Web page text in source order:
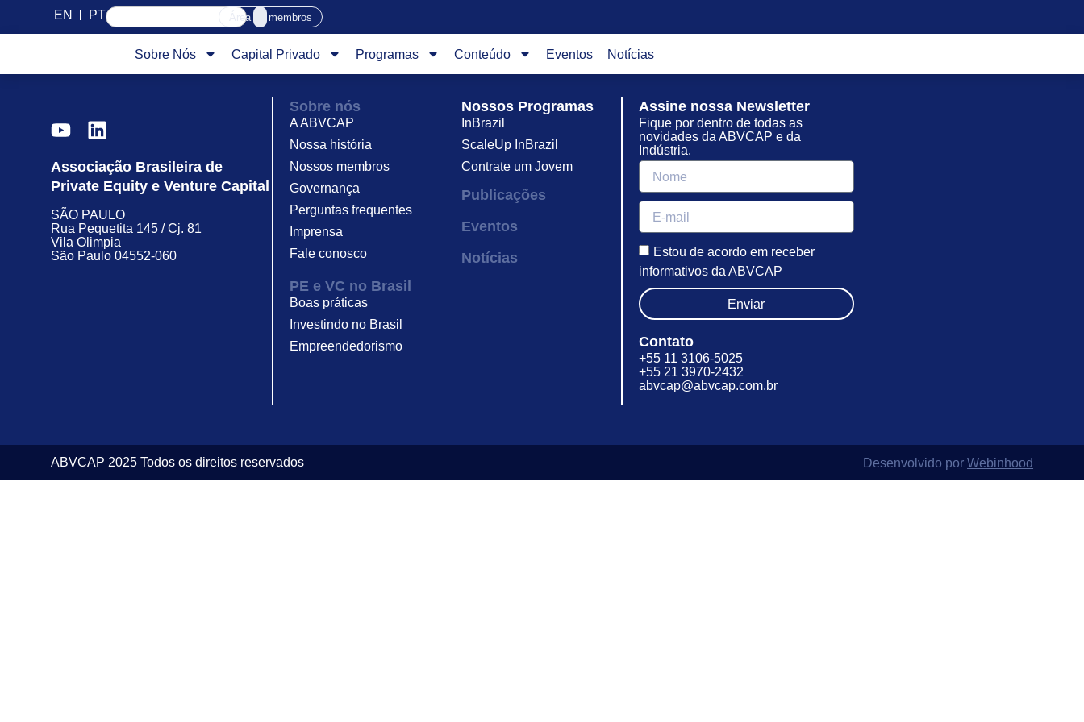
EN PT Área de membros
Sobre Nós Capital Privado Programas Conteúdo Eventos Notícias
Associação Brasileira de
Private Equity e Venture Capital
SÃO PAULO
Rua Pequetita 145 / Cj. 81
Vila Olimpia
São Paulo 04552-060
Sobre nós
A ABVCAP
Nossa história
Nossos membros
Governança
Perguntas frequentes
Imprensa
Fale conosco
PE e VC no Brasil
Boas práticas
Investindo no Brasil
Empreendedorismo
Nossos Programas
InBrazil
ScaleUp InBrazil
Contrate um Jovem
Publicações
Eventos
Notícias
Assine nossa Newsletter
Fique por dentro de todas as
novidades da ABVCAP e da
Indústria.
Estou de acordo em receber
informativos da ABVCAP
Enviar
Contato
+55 11 3106-5025
+55 21 3970-2432
abvcap@abvcap.com.br
ABVCAP 2025 Todos os direitos reservados Desenvolvido porWebinhood